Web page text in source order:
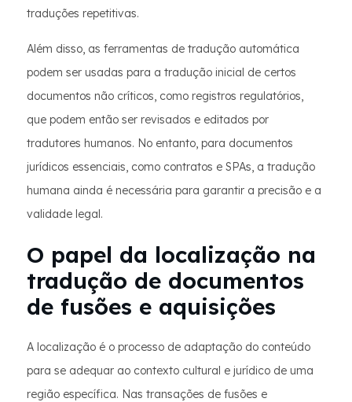
traduções repetitivas.
Além disso, as ferramentas de tradução automática
podem ser usadas para a tradução inicial de certos
documentos não críticos, como registros regulatórios,
que podem então ser revisados e editados por
tradutores humanos. No entanto, para documentos
jurídicos essenciais, como contratos e SPAs, a tradução
humana ainda é necessária para garantir a precisão e a
validade legal.
O papel da localização na
tradução de documentos
de fusões e aquisições
A localização é o processo de adaptação do conteúdo
para se adequar ao contexto cultural e jurídico de uma
região específica. Nas transações de fusões e